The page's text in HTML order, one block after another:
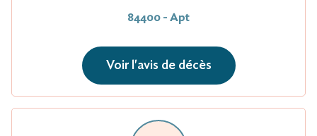
84400 - Apt
Voir l'avis de décès